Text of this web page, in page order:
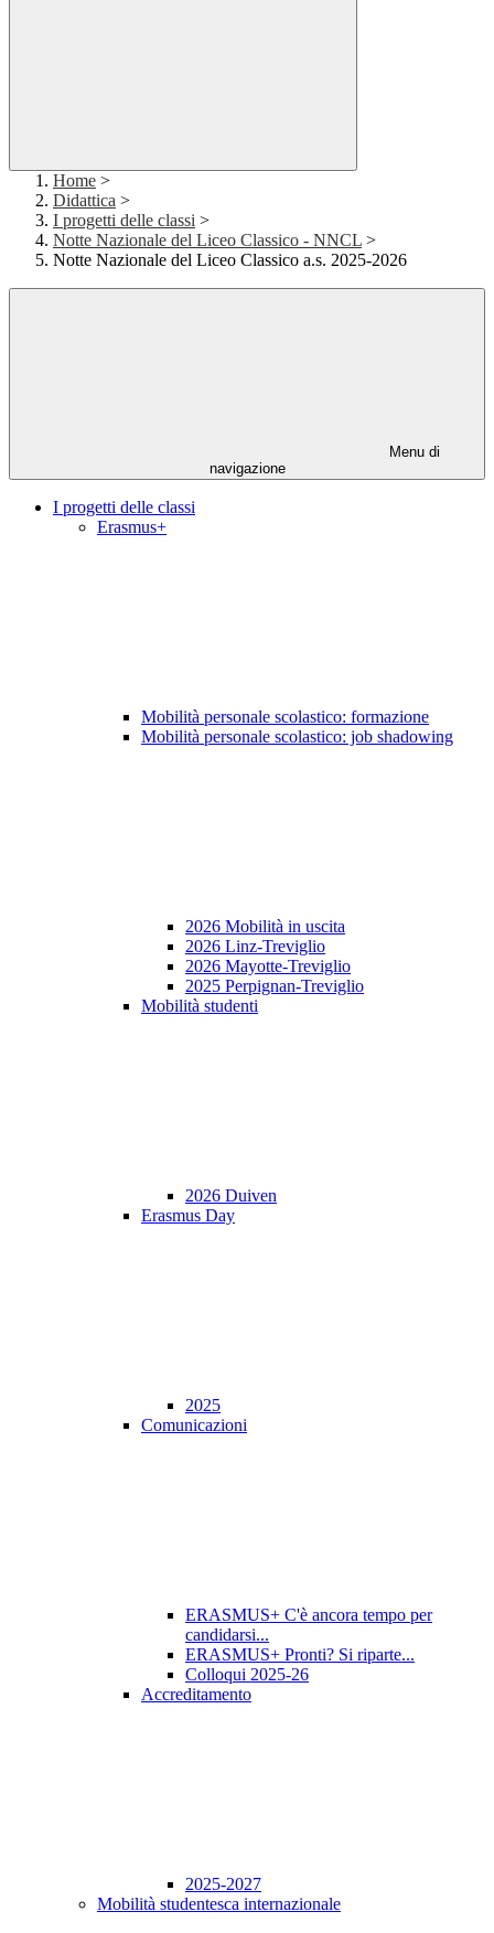
Home >
Didattica >
I progetti delle classi >
Notte Nazionale del Liceo Classico - NNCL >
Notte Nazionale del Liceo Classico a.s. 2025-2026
Menu di
navigazione
I progetti delle classi
Erasmus+
Mobilità personale scolastico: formazione
Mobilità personale scolastico: job shadowing
2026 Mobilità in uscita
2026 Linz-Treviglio
2026 Mayotte-Treviglio
2025 Perpignan-Treviglio
Mobilità studenti
2026 Duiven
Erasmus Day
2025
Comunicazioni
ERASMUS+ C'è ancora tempo per
candidarsi...
ERASMUS+ Pronti? Si riparte...
Colloqui 2025-26
Accreditamento
2025-2027
Mobilità studentesca internazionale